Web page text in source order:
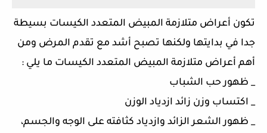
تكون أعراض متلازمة المبيض المتعدد الكيسات بسيطة
جدا في بدايتها ولكنها تصبح أشد مع تقدم المرض ومن
أهم أعراض متلازمة المبيض المتعدد الكيسات ما يلي :
_ ظهور حب الشباب
_ اكتساب وزن زائد ازدياد الوزن
_ ظهور الشعر الزائد وازدياد كثافته على الوجه والجسم،